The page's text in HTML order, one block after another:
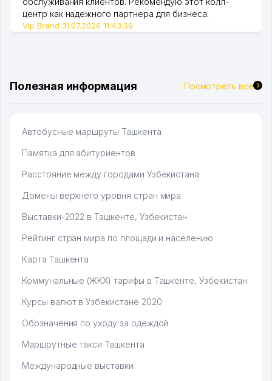
центр как надежного партнера для бизнеса.
Vip Brand 31.07.2026 11:43:39
Полезная информация Посмотреть все
Автобусные маршруты Ташкента
Памятка для абитуриентов
Расстояние между городами Узбекистана
Домены верхнего уровня стран мира
Выставки-2022 в Ташкенте, Узбекистан
Рейтинг стран мира по площади и населению
Карта Ташкента
Коммунальные (ЖКХ) тарифы в Ташкенте, Узбекистан
Курсы валют в Узбекистане 2020
Обозначения по уходу за одеждой
Маршрутные такси Ташкента
Международные выставки